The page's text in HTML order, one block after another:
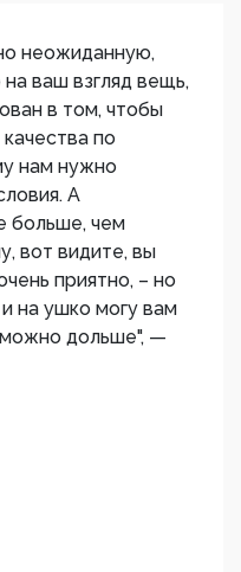
неожиданную,
ваш взгляд вещь,
в том, чтобы
по
нам нужно
А
больше, чем
вот видите, вы
приятно, – но
на ушко могу вам
можно дольше", —